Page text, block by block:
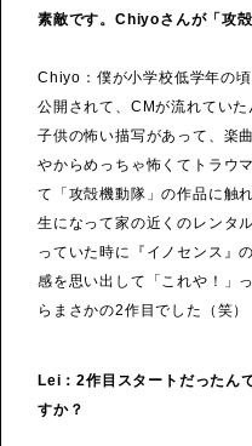
素敵です。Chiyoさんが「攻
Chiyo：僕が小学校低学年の
公開されて、CMが流れてい
子供の怖い描写があって、楽
やからめっちゃ怖くてトラウ
て「攻殻機動隊」の作品に触
生になって家の近くのレンタ
っていた時に『イノセンス』
感を思い出して「これや！」
らまさかの2作目でした（笑）
Lei：2作目スタートだったん
すか？